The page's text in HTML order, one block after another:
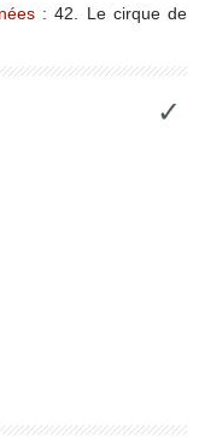
: 42. Le cirque de
✓